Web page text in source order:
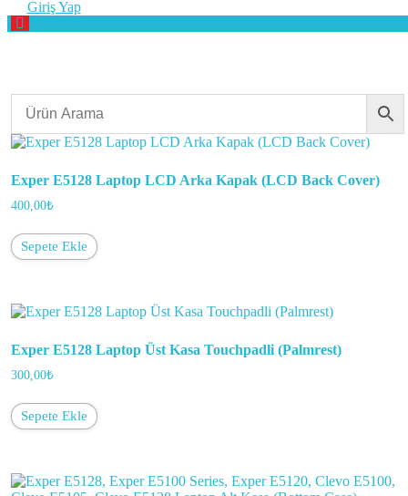
Giriş Yap
Exper E5128 Laptop LCD Arka Kapak (LCD Back Cover)
400,00₺
Sepete Ekle
Exper E5128 Laptop Üst Kasa Touchpadli (Palmrest)
300,00₺
Sepete Ekle